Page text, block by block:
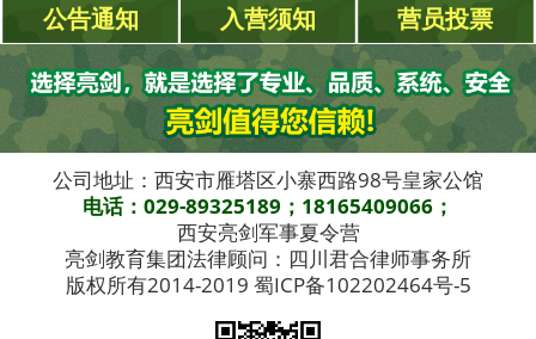
公告通知
入营须知 营员投票
公司地址：西安市雁塔区小寨西路98号皇家公馆
电话：029-89325189；18165409066；
西安亮剑军事夏令营
亮剑教育集团法律顾问：四川君合律师事务所
版权所有2014-2019 蜀ICP备102202464号-5